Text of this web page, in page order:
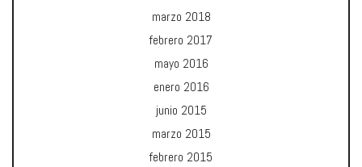
marzo 2018
febrero 2017
mayo 2016
enero 2016
junio 2015
marzo 2015
febrero 2015